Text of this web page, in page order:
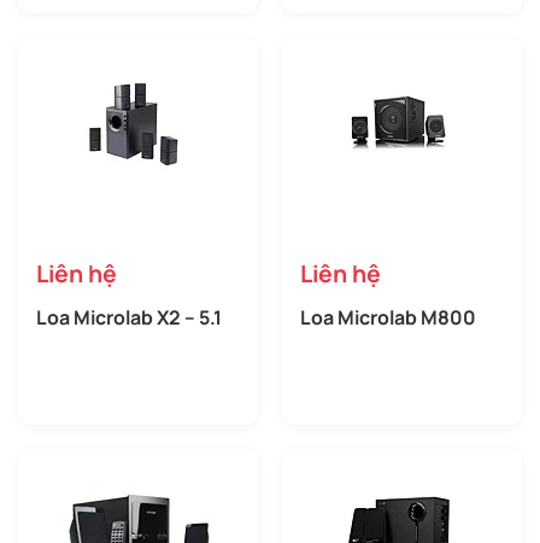
Liên hệ
Loa Microlab X2 – 5.1
Liên hệ
Loa Microlab M800